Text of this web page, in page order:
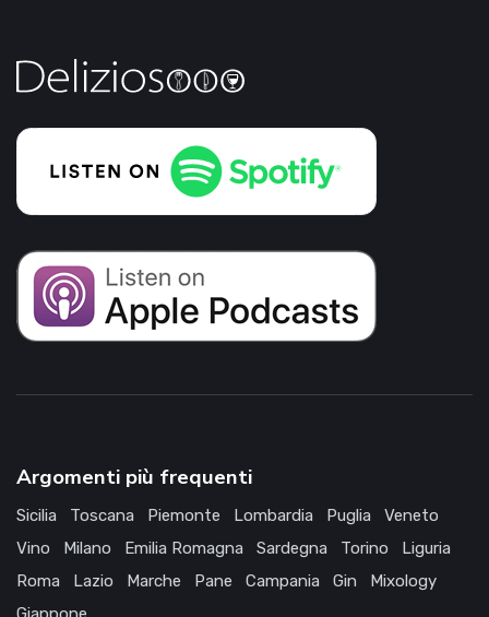
Argomenti più frequenti
Sicilia Toscana Piemonte Lombardia Puglia
Veneto
Vino
Milano Emilia Romagna Sardegna Torino
Liguria
Roma
Lazio Marche Pane Campania Gin
Mixology